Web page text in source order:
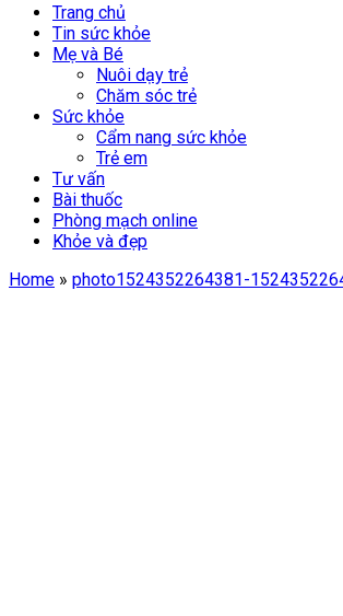
Trang chủ
Tin sức khỏe
Mẹ và Bé
Nuôi dạy trẻ
Chăm sóc trẻ
Sức khỏe
Cẩm nang sức khỏe
Trẻ em
Tư vấn
Bài thuốc
Phòng mạch online
Khỏe và đẹp
Home » photo1524352264381-